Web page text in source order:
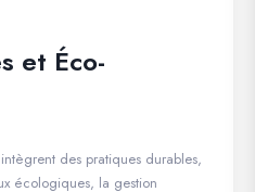
et Éco-
des pratiques durables,
écologiques, la gestion